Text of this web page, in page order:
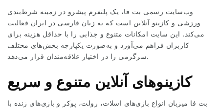
وب‌سایت رسمی بت فا، یک پلتفرم پیشرو در زمینه شرط‌بندی
ورزشی و کازینو آنلاین است که به زبان فارسی در ایران فعالیت
می‌کند. این سایت امکانات متنوع و جذابی را با حداقل هزینه برای
کاربران فراهم می‌آورد و به‌صورت یکپارچه بخش‌های مختلف
سرگرمی را در اختیار علاقه‌مندان قرار می‌دهد.
کازینوهای آنلاین متنوع و سریع
بت فا میزبان انواع بازی‌های اسلات، رولت، پوکر و بازی‌های زنده با